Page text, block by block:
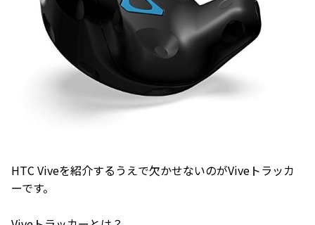
HTC Viveを紹介するうえで欠かせないのがViveトラッカ
ーです。